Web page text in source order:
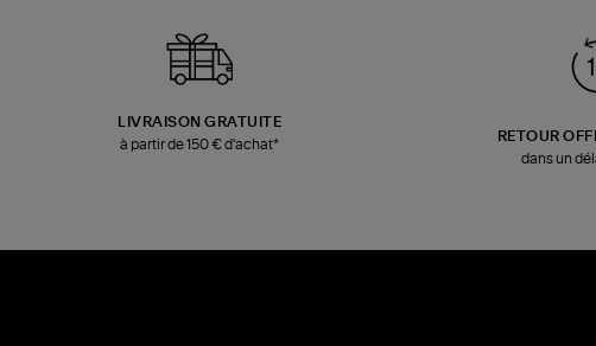
LIVRAISON GRATUITE
à partir de 150 € d'achat*
RETOUR
dans un